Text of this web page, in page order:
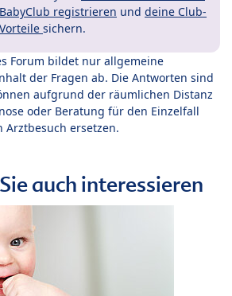
BabyClub registrieren und deine Club-
Vorteile sichern.
Forum bildet nur allgemeine
der Fragen ab. Die Antworten sind
aufgrund der räumlichen Distanz
oder Beratung für den Einzelfall
ersetzen.
auch interessieren